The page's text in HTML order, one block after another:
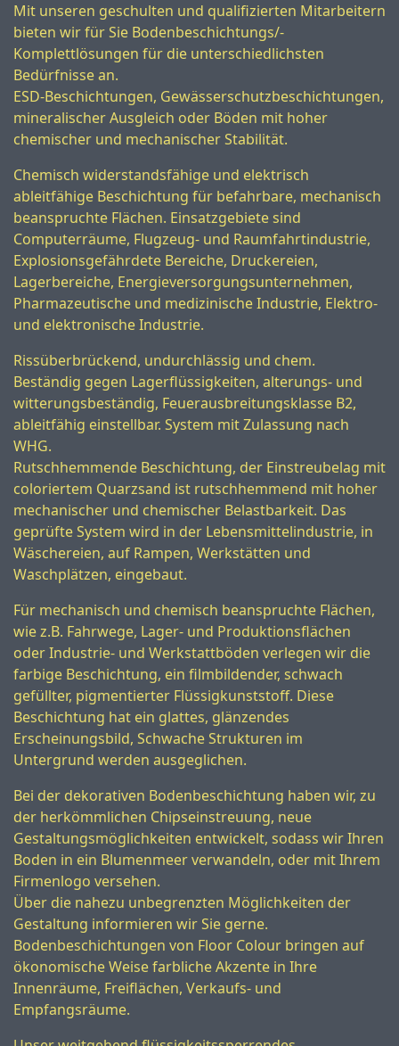
Mit unseren geschulten und qualifizierten Mitarbeitern
bieten wir für Sie Bodenbeschichtungs/-
Komplettlösungen für die unterschiedlichsten
Bedürfnisse an.
ESD-Beschichtungen, Gewässerschutzbeschichtungen,
mineralischer Ausgleich oder Böden mit hoher
chemischer und mechanischer Stabilität.
Chemisch widerstandsfähige und elektrisch
ableitfähige Beschichtung für befahrbare, mechanisch
beanspruchte Flächen. Einsatzgebiete sind
Computerräume, Flugzeug- und Raumfahrtindustrie,
Explosionsgefährdete Bereiche, Druckereien,
Lagerbereiche, Energieversorgungsunternehmen,
Pharmazeutische und medizinische Industrie, Elektro-
und elektronische Industrie.
Rissüberbrückend, undurchlässig und chem.
Beständig gegen Lagerflüssigkeiten, alterungs- und
witterungsbeständig, Feuerausbreitungsklasse B2,
ableitfähig einstellbar. System mit Zulassung nach
WHG.
Rutschhemmende Beschichtung, der Einstreubelag mit
coloriertem Quarzsand ist rutschhemmend mit hoher
mechanischer und chemischer Belastbarkeit. Das
geprüfte System wird in der Lebensmittelindustrie, in
Wäschereien, auf Rampen, Werkstätten und
Waschplätzen, eingebaut.
Für mechanisch und chemisch beanspruchte Flächen,
wie z.B. Fahrwege, Lager- und Produktionsflächen
oder Industrie- und Werkstattböden verlegen wir die
farbige Beschichtung, ein filmbildender, schwach
gefüllter, pigmentierter Flüssigkunststoff. Diese
Beschichtung hat ein glattes, glänzendes
Erscheinungsbild, Schwache Strukturen im
Untergrund werden ausgeglichen.
Bei der dekorativen Bodenbeschichtung haben wir, zu
der herkömmlichen Chipseinstreuung, neue
Gestaltungsmöglichkeiten entwickelt, sodass wir Ihren
Boden in ein Blumenmeer verwandeln, oder mit Ihrem
Firmenlogo versehen.
Über die nahezu unbegrenzten Möglichkeiten der
Gestaltung informieren wir Sie gerne.
Bodenbeschichtungen von Floor Colour bringen auf
ökonomische Weise farbliche Akzente in Ihre
Innenräume, Freiflächen, Verkaufs- und
Empfangsräume.